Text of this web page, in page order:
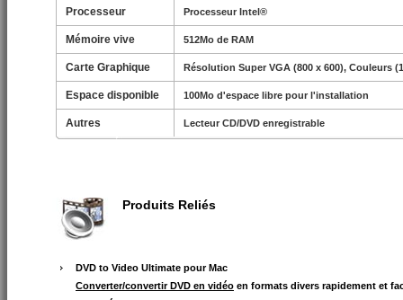
Processeur Processeur Intel®
Mémoire vive 512Mo de RAM
Carte Graphique Résolution Super VGA (800 x 600), Couleurs
Espace disponible 100Mo d'espace libre pour l'installation
Autres Lecteur CD/DVD enregistrable
Produits Reliés
DVD to Video Ultimate pour Mac
Converter/convertir DVD en vidéo en formats divers rapidement et